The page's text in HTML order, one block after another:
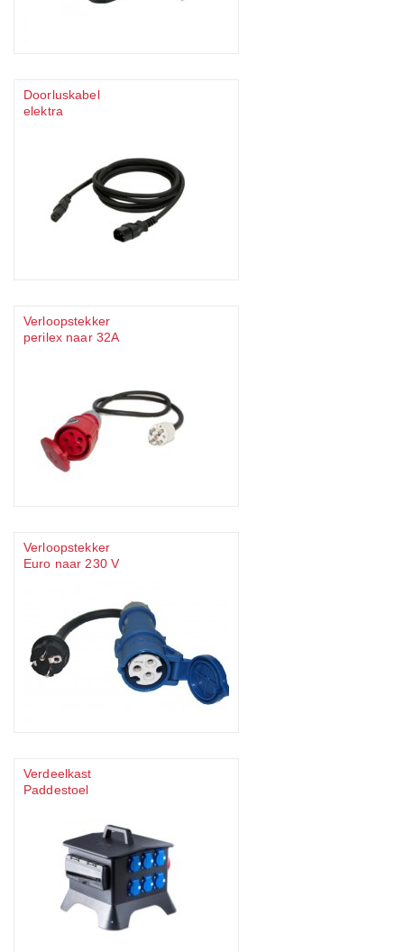
Doorluskabel
elektra
Verloopstekker
perilex naar 32A
Verloopstekker
Euro naar 230 V
Verdeelkast
Paddestoel